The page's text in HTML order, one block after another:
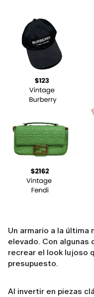
Un armario a la
elevado. Con
recrear el look lujoso
presupuesto.
Al invertir en piezas